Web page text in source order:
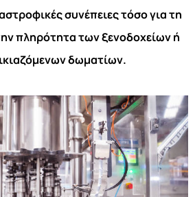
συνέπειες τόσο για τη
πληρότητα των ξενοδοχείων ή
δωματίων.